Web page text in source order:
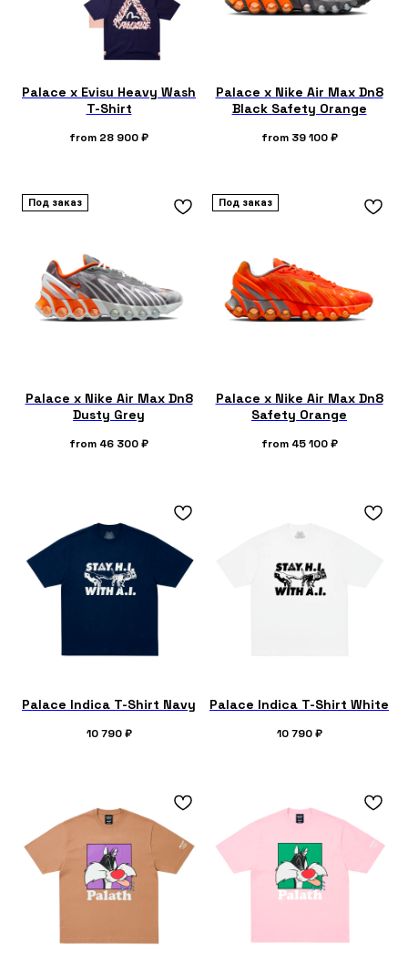
Palace x Evisu Heavy Wash
T-Shirt
from 28 900₽
Palace x Nike Air Max Dn8
Black Safety Orange
from 39 100 ₽
Под заказ
Palace x Nike Air Max Dn8
Dusty Grey
from 46 300₽
Под заказ
Palace x Nike Air Max Dn8
Safety Orange
from 45 100 ₽
Palace Indica T-Shirt Navy
10 790 ₽
Palace Indica T-Shirt White
10 790 ₽